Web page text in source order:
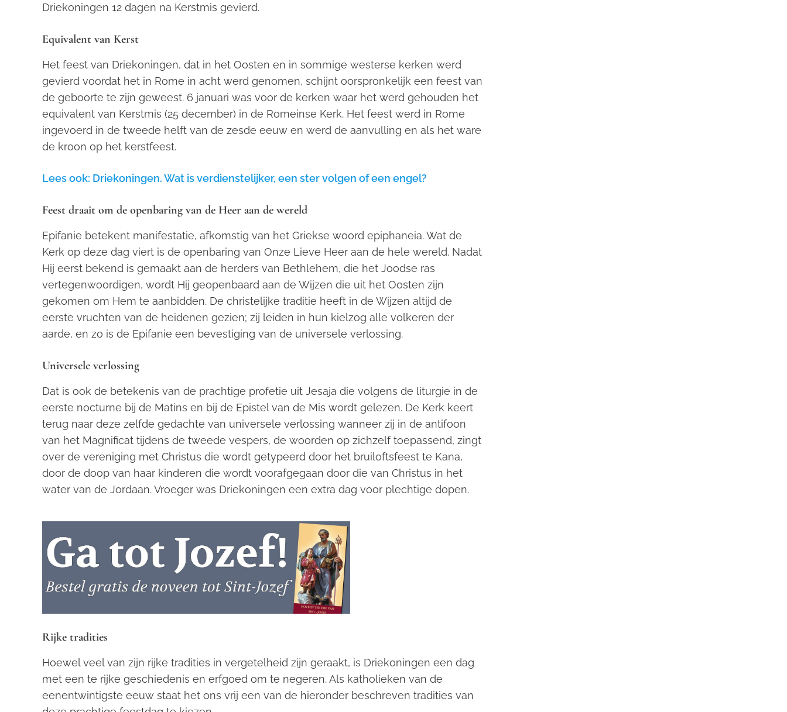
Driekoningen 12 dagen na Kerstmis gevierd.
Equivalent van Kerst
Het feest van Driekoningen, dat in het Oosten en in sommige westerse kerken werd
gevierd voordat het in Rome in acht werd genomen, schijnt oorspronkelijk een feest van
de geboorte te zijn geweest. 6 januari was voor de kerken waar het werd gehouden het
equivalent van Kerstmis (25 december) in de Romeinse Kerk. Het feest werd in Rome
ingevoerd in de tweede helft van de zesde eeuw en werd de aanvulling en als het ware
de kroon op het kerstfeest.
Lees ook: Driekoningen. Wat is verdienstelijker, een ster volgen of een engel?
Feest draait om de openbaring van de Heer aan de wereld
Epifanie betekent manifestatie, afkomstig van het Griekse woord epiphaneia. Wat de
Kerk op deze dag viert is de openbaring van Onze Lieve Heer aan de hele wereld. Nadat
Hij eerst bekend is gemaakt aan de herders van Bethlehem, die het Joodse ras
vertegenwoordigen, wordt Hij geopenbaard aan de Wijzen die uit het Oosten zijn
gekomen om Hem te aanbidden. De christelijke traditie heeft in de Wijzen altijd de
eerste vruchten van de heidenen gezien; zij leiden in hun kielzog alle volkeren der
aarde, en zo is de Epifanie een bevestiging van de universele verlossing.
Universele verlossing
Dat is ook de betekenis van de prachtige profetie uit Jesaja die volgens de liturgie in de
eerste nocturne bij de Matins en bij de Epistel van de Mis wordt gelezen. De Kerk keert
terug naar deze zelfde gedachte van universele verlossing wanneer zij in de antifoon
van het Magnificat tijdens de tweede vespers, de woorden op zichzelf toepassend, zingt
over de vereniging met Christus die wordt getypeerd door het bruiloftsfeest te Kana,
door de doop van haar kinderen die wordt voorafgegaan door die van Christus in het
water van de Jordaan. Vroeger was Driekoningen een extra dag voor plechtige dopen.
Rijke tradities
Hoewel veel van zijn rijke tradities in vergetelheid zijn geraakt, is Driekoningen een dag
met een te rijke geschiedenis en erfgoed om te negeren. Als katholieken van de
eenentwintigste eeuw staat het ons vrij een van de hieronder beschreven tradities van